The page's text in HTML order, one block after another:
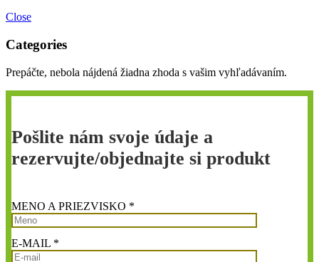
Close
Categories
Prepáčte, nebola nájdená žiadna zhoda s vašim vyhľadávaním.
Pošlite nám svoje údaje a
rezervujte/objednajte si produkt
MENO A PRIEZVISKO *
E-MAIL *